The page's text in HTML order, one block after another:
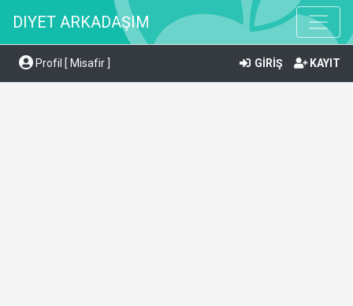
DIYET ARKADAŞIM
Profil [ Misafir ] GİRİŞ KAYIT